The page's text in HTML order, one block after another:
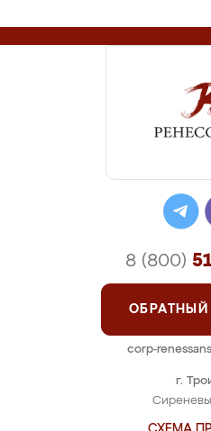
г.
8 (800)
corp-